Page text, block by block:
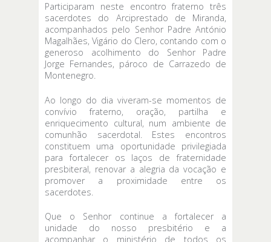
Participaram neste encontro fraterno três
sacerdotes do Arciprestado de Miranda,
acompanhados pelo Senhor Padre António
Magalhães, Vigário do Clero, contando com o
generoso acolhimento do Senhor Padre
Jorge Fernandes, pároco de Carrazedo de
Montenegro.
Ao longo do dia viveram-se momentos de
convívio fraterno, oração, partilha e
enriquecimento cultural, num ambiente de
comunhão sacerdotal. Estes encontros
constituem uma oportunidade privilegiada
para fortalecer os laços de fraternidade
presbiteral, renovar a alegria da vocação e
promover a proximidade entre os
sacerdotes.
Que o Senhor continue a fortalecer a
unidade do nosso presbitério e a
acompanhar o ministério de todos os